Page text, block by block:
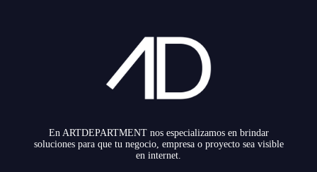
En ARTDEPARTMENT nos especializamos en brindar
soluciones para que tu negocio, empresa o proyecto sea visible
en internet.